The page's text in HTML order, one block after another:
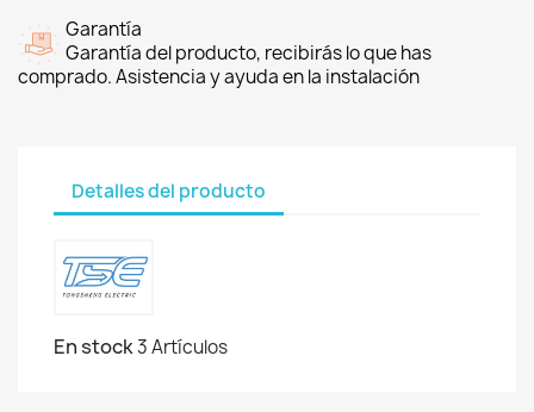
Garantía
Garantía del producto, recibirás lo que has
comprado. Asistencia y ayuda en la instalación
Detalles del producto
En stock3 Artículos